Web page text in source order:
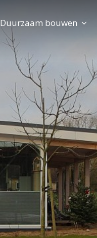
Duurzaam bouwen